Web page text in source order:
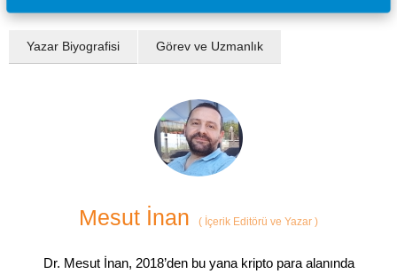
Yazar Biyografisi Görev ve Uzmanlık
Mesut İnan ( İçerik Editörü ve Yazar )
Dr. Mesut İnan, 2018’den bu yana kripto para alanında